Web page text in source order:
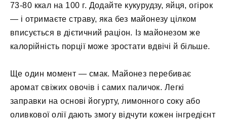
73-80 ккал на 100 г. Додайте кукурудзу, яйця, огірок
— і отримаєте страву, яка без майонезу цілком
вписується в дієтичний раціон. Із майонезом же
калорійність порції може зростати вдвічі й більше.
Ще один момент — смак. Майонез перебиває
аромат свіжих овочів і самих паличок. Легкі
заправки на основі йогурту, лимонного соку або
оливкової олії дають змогу відчути кожен інгредієнт